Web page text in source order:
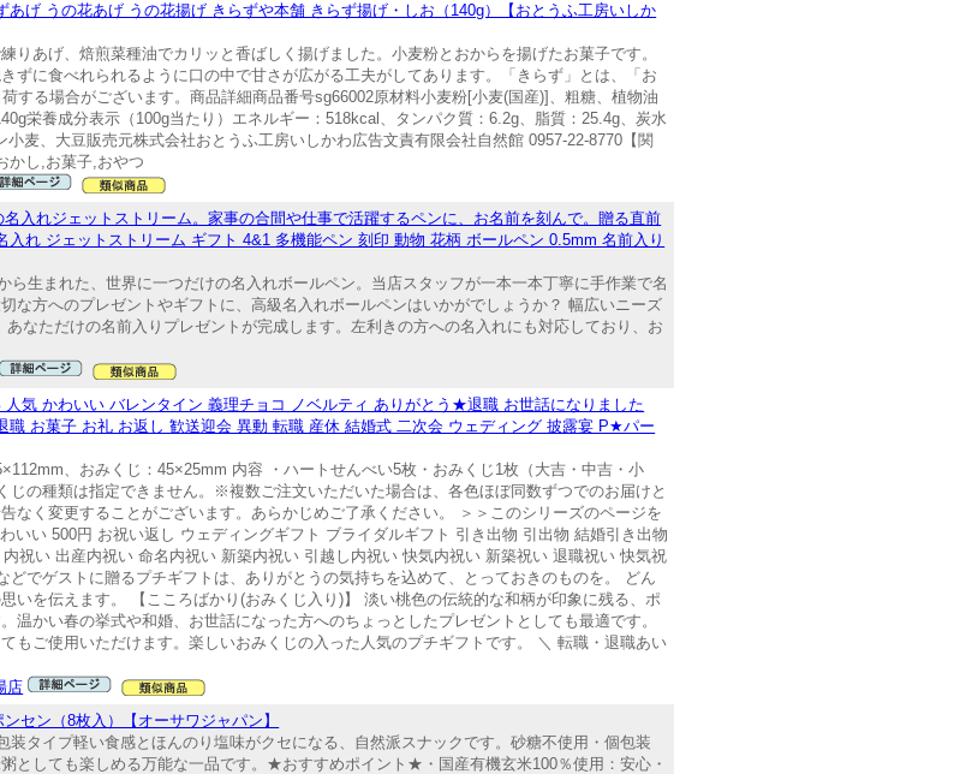
あげ うの花あげ うの花揚げ きらずや本舗 きらず揚げ・しお（140g）【おとうふ工房いしか
あげ、焙煎菜種油でカリッと香ばしく揚げました。小麦粉とおからを揚げたお菓子です。
ずに食べれられるように口の中で甘さが広がる工夫がしてあります。「きらず」とは、「お
る場合がございます。商品詳細商品番号sg66002原材料小麦粉[小麦(国産)]、粗糖、植物油
栄養成分表示（100g当たり）エネルギー：518kcal、タンパク質：6.2g、脂質：25.4g、炭水
麦、大豆販売元株式会社おとうふ工房いしかわ広告文責有限会社自然館 0957-22-8770【関
かし,お菓子,おやつ
入れジェットストリーム。家事の合間や仕事で活躍するペンに、お名前を刻んで。贈る直前
れ ジェットストリーム ギフト 4&1 多機能ペン 刻印 動物 花柄 ボールペン 0.5mm 名前入り
生まれた、世界に一つだけの名入れボールペン。当店スタッフが一本一本丁寧に手作業で名
な方へのプレゼントやギフトに、高級名入れボールペンはいかがでしょうか？ 幅広いニーズ
なただけの名前入りプレゼントが完成します。左利きの方への名入れにも対応しており、お
気 かわいい バレンタイン 義理チョコ ノベルティ ありがとう★退職 お世話になりました
お菓子 お礼 お返し 歓送迎会 異動 転職 産休 結婚式 二次会 ウェディング 披露宴 P★パー
、おみくじ：45×25mm 内容 ・ハートせんべい5枚・おみくじ1枚（大吉・中吉・小
の種類は指定できません。※複数ご注文いただいた場合は、各色ほぼ同数ずつでのお届けと
く変更することがございます。あらかじめご了承ください。 ＞＞このシリーズのページを
いい 500円 お祝い返し ウェディングギフト ブライダルギフト 引き出物 引出物 結婚引き出物
祝い 出産内祝い 命名内祝い 新築内祝い 引越し内祝い 快気内祝い 新築祝い 退職祝い 快気祝
でゲストに贈るプチギフトは、ありがとうの気持ちを込めて、とっておきのものを。 どん
いを伝えます。 【こころばかり(おみくじ入り)】 淡い桃色の伝統的な和柄が印象に残る、ポ
かい春の挙式や和婚、お世話になった方へのちょっとしたプレゼントとしても最適です。
もご使用いただけます。楽しいおみくじの入った人気のプチギフトです。 ＼ 転職・退職あい
店
セン（8枚入）【オーサワジャパン】
タイプ軽い食感とほんのり塩味がクセになる、自然派スナックです。砂糖不使用・個包装
としても楽しめる万能な一品です。★おすすめポイント★・国産有機玄米100％使用：安心・